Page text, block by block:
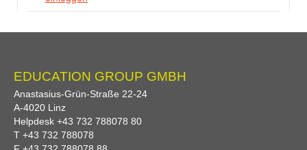
EDUCATION GROUP GMBH
Anastasius-Grün-Straße 22-24
A-4020 Linz
Helpdesk +43 732 788078 80
T +43 732 788078